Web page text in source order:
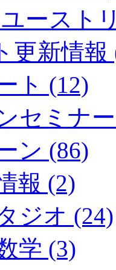
ユースト
更新情報
ト (12)
セミナ
ン (86)
報 (2)
ジオ (24)
学 (3)